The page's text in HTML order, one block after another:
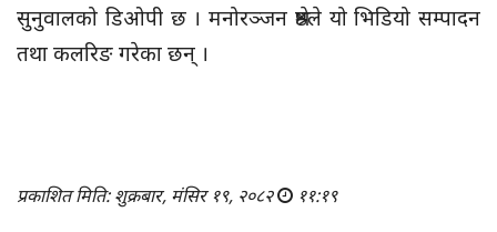
सुनुवालको डिओपी छ । मनोरञ्जन श्रेष्ठले यो भिडियो सम्पादन
तथा कलरिङ गरेका छन् ।
प्रकाशित मिति: शुक्रबार, मंसिर १९, २०८२ ११:१९